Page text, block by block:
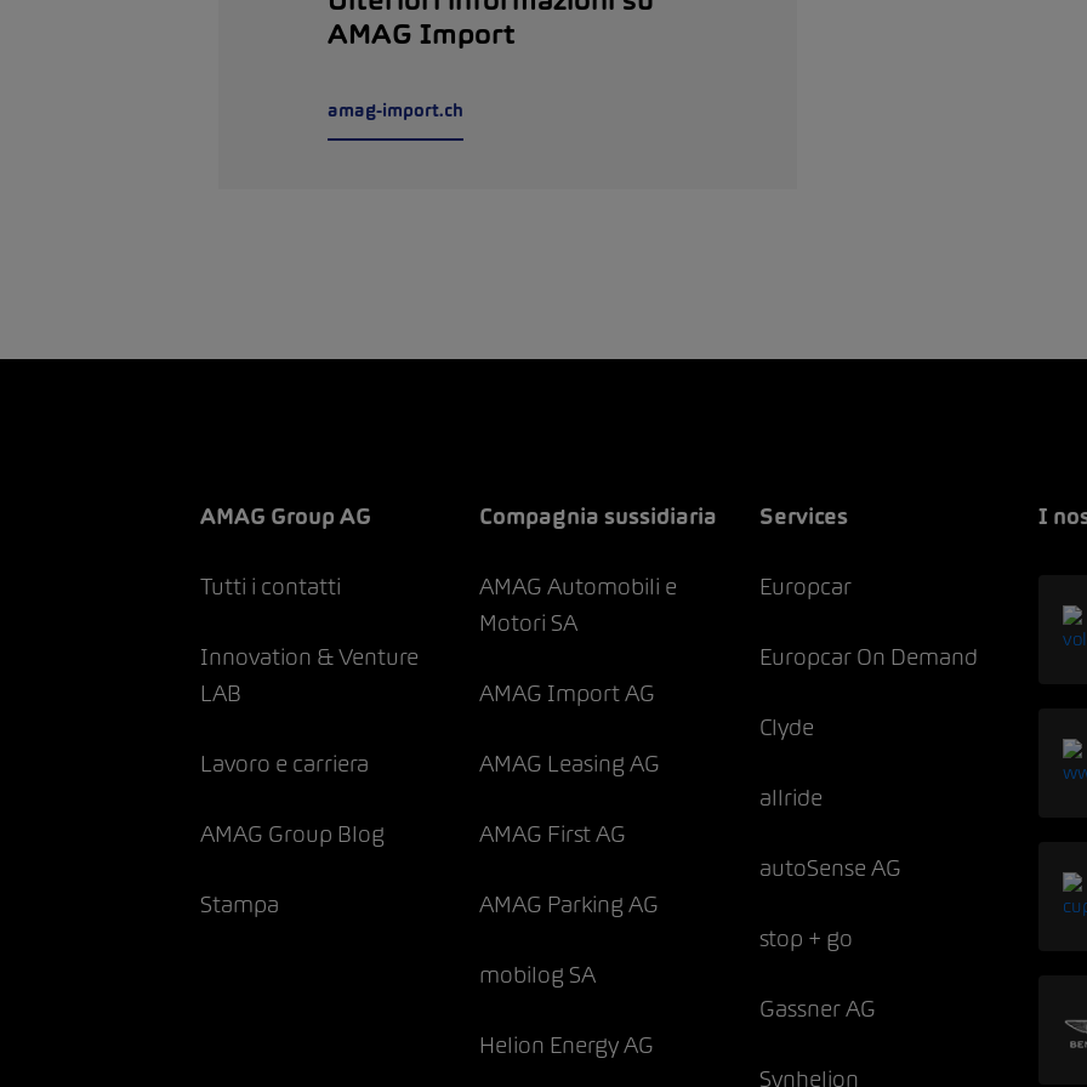
AMAG Import
amag-import.ch
AMAG Group AG
Tutti i contatti
Innovation & Venture
LAB
Lavoro e carriera
AMAG Group Blog
Stampa
Compagnia sussidiaria
AMAG Automobili e
Motori SA
AMAG Import AG
AMAG Leasing AG
AMAG First AG
AMAG Parking AG
mobilog SA
Helion Energy AG
Services
Europcar
Europcar On Demand
Clyde
allride
autoSense AG
stop + go
Gassner AG
Synhelion
I